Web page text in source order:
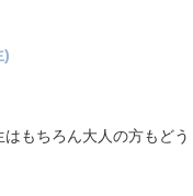
)
もちろん大人の方もどう